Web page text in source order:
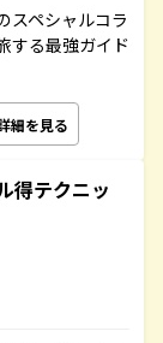
スペシャルコラ
する最強ガイド
細を見る
得テクニッ